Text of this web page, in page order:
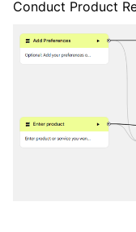
Conduct Product